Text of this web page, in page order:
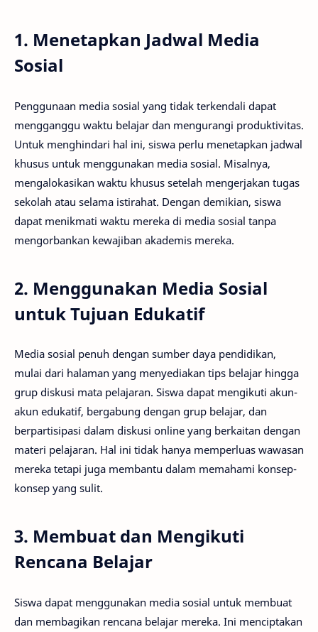
1. Menetapkan Jadwal Media
Sosial
Penggunaan media sosial yang tidak terkendali dapat
mengganggu waktu belajar dan mengurangi produktivitas.
Untuk menghindari hal ini, siswa perlu menetapkan jadwal
khusus untuk menggunakan media sosial. Misalnya,
mengalokasikan waktu khusus setelah mengerjakan tugas
sekolah atau selama istirahat. Dengan demikian, siswa
dapat menikmati waktu mereka di media sosial tanpa
mengorbankan kewajiban akademis mereka.
2. Menggunakan Media Sosial
untuk Tujuan Edukatif
Media sosial penuh dengan sumber daya pendidikan,
mulai dari halaman yang menyediakan tips belajar hingga
grup diskusi mata pelajaran. Siswa dapat mengikuti akun-
akun edukatif, bergabung dengan grup belajar, dan
berpartisipasi dalam diskusi online yang berkaitan dengan
materi pelajaran. Hal ini tidak hanya memperluas wawasan
mereka tetapi juga membantu dalam memahami konsep-
konsep yang sulit.
3. Membuat dan Mengikuti
Rencana Belajar
Siswa dapat menggunakan media sosial untuk membuat
dan membagikan rencana belajar mereka. Ini menciptakan